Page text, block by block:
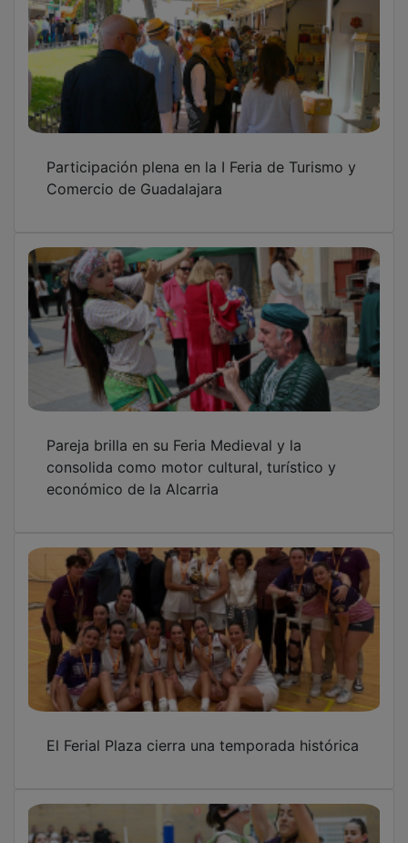
Comercio de Guadalajara
consolida como motor cultural, turístico y
económico de la Alcarria